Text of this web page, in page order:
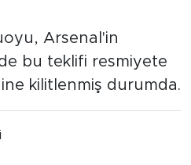
Arsenal'in
bu teklifi resmiyete
kilitlenmiş durumda.